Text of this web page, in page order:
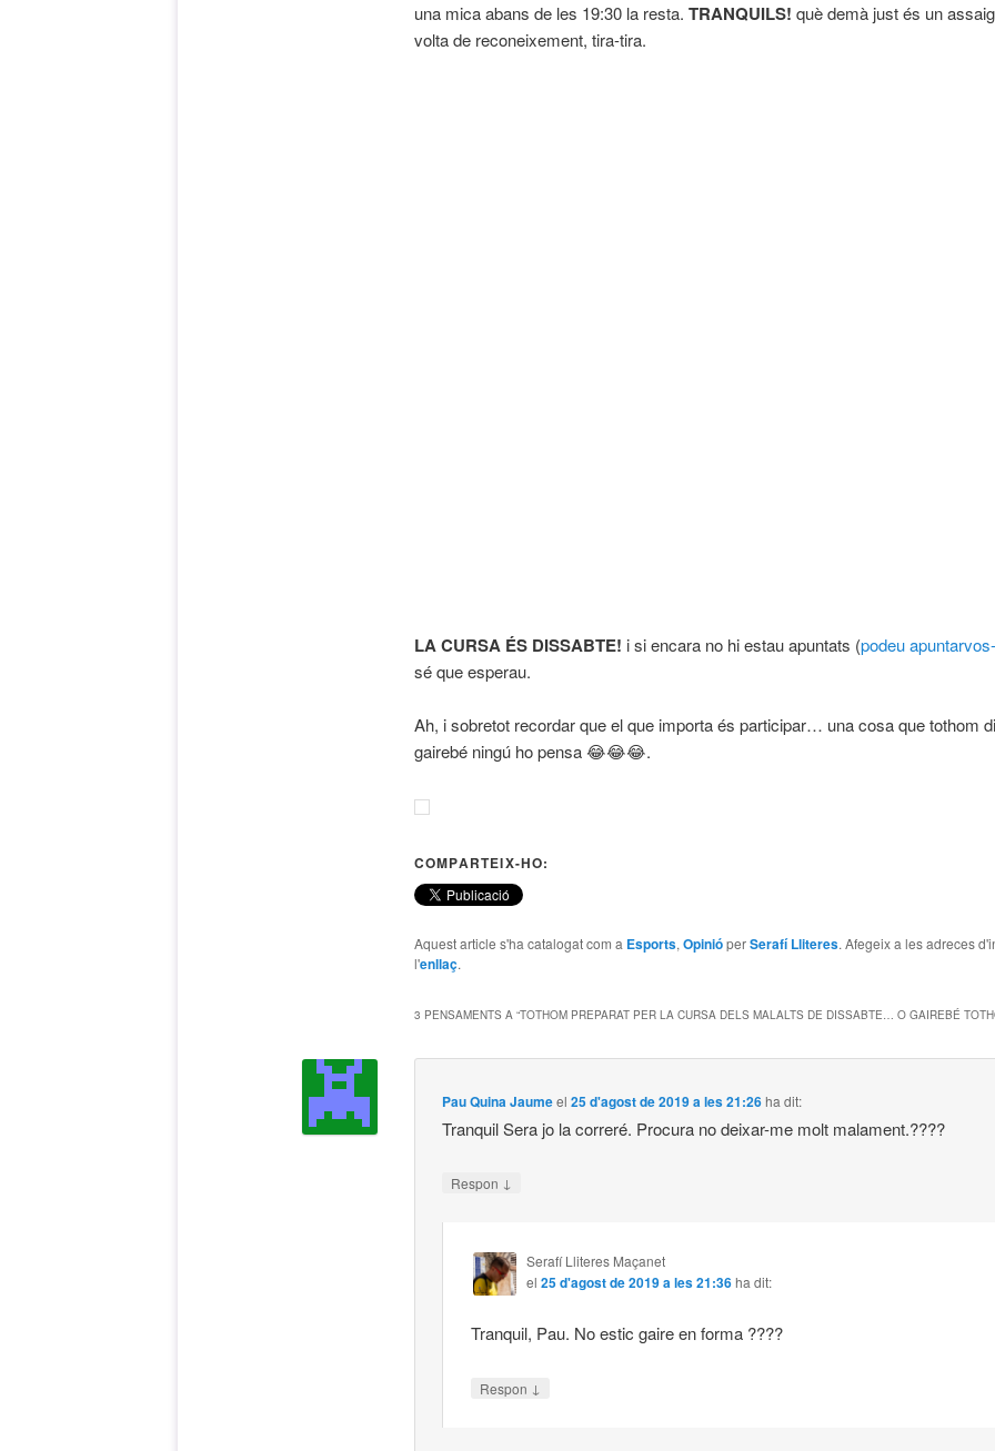
una mica abans de les 19:30 la resta. TRANQUILS! què demà just és un
volta de reconeixement, tira-tira.
LA CURSA ÉS DISSABTE! i si encara no hi estau apuntats (podeu
sé que esperau.
Ah, i sobretot recordar que el que importa és participar… una cosa que tothom
gairebé ningú ho pensa 😂😂😂.
COMPARTEIX-HO:
Aquest article s'ha catalogat com a Esports, OpinióperSerafí Lliteres. Afegeix a les adreces
l'enllaç.
3 PENSAMENTS A “TOTHOM PREPARAT PER LA CURSA DELS MALALTS DE DISSABTE… O GAIREBÉ
Pau Quina Jaumeel25 d'agost de 2019 a les 21:26ha dit:
Tranquil Sera jo la correré. Procura no deixar-me molt malament.????
Respon ↓
Serafí Lliteres Maçanet
el 25 d'agost de 2019 a les 21:36 ha dit:
Tranquil, Pau. No estic gaire en forma ????
Respon ↓